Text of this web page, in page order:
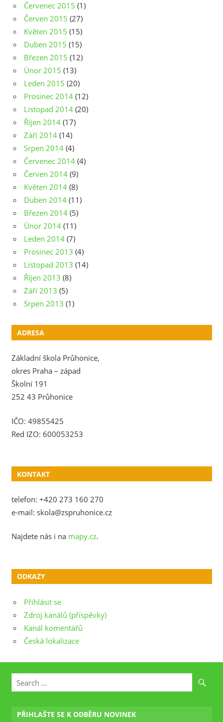
Červenec 2015 (1)
Červen 2015 (27)
Květen 2015 (15)
Duben 2015 (15)
Březen 2015 (12)
Únor 2015 (13)
Leden 2015 (20)
Prosinec 2014 (12)
Listopad 2014 (20)
Říjen 2014 (17)
Září 2014 (14)
Srpen 2014 (4)
Červenec 2014 (4)
Červen 2014 (9)
Květen 2014 (8)
Duben 2014 (11)
Březen 2014 (5)
Únor 2014 (11)
Leden 2014 (7)
Prosinec 2013 (4)
Listopad 2013 (14)
Říjen 2013 (8)
Září 2013 (5)
Srpen 2013 (1)
ADRESA
Základní škola Průhonice,
okres Praha – západ
Školní 191
252 43 Průhonice
IČO: 49855425
Red IZO: 600053253
KONTAKT
telefon: +420 273 160 270
e-mail: skola@zspruhonice.cz
Najdete nás i na mapy.cz.
ODKAZY
Přihlásit se
Zdroj kanálů (příspěvky)
Kanál komentářů
Česká lokalizace
PŘIHLAŠTE SE K ODBĚRU NOVINEK